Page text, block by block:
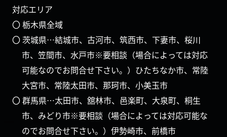
対応エリア
〇 栃木県全域
〇 茨城県…結城市、古河市、筑西市、下妻市、桜川
市、笠間市、水戸市※要相談（場合によっては対応
可能なのでお問合せ下さい。）ひたちなか市、常陸
大宮市、常陸太田市、那珂市、小美玉市
〇 群馬県…太田市、舘林市、邑楽町、大泉町、桐生
市、みどり市※要相談（場合によっては対応可能な
のでお問合せ下さい。）伊勢崎市、前橋市